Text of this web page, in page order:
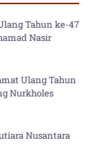
Tahun ke-47
Nasir
Ulang Tahun
Nurkholes
Nusantara